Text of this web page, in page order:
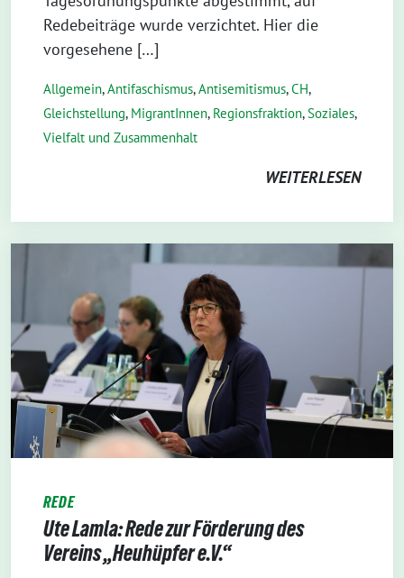
Redebeiträge wurde verzichtet. Hier die
vorgesehene […]
Allgemein,Antifaschismus,Antisemitismus,CH,
Gleichstellung, MigrantInnen, Regionsfraktion,Soziales,
Vielfalt und Zusammenhalt
WEITERLESEN
REDE
Ute Lamla: Rede zur Förderung des
Vereins „Heuhüpfer e.V.“